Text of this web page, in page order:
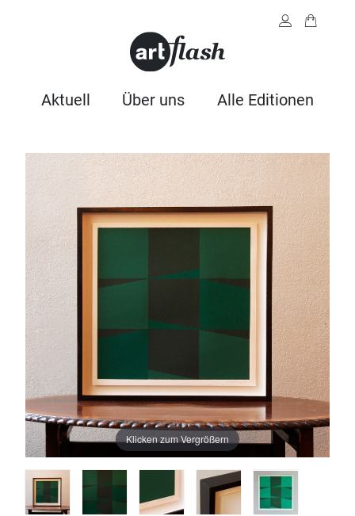
Aktuell Über uns Alle Editionen
Klicken zum Vergrößern